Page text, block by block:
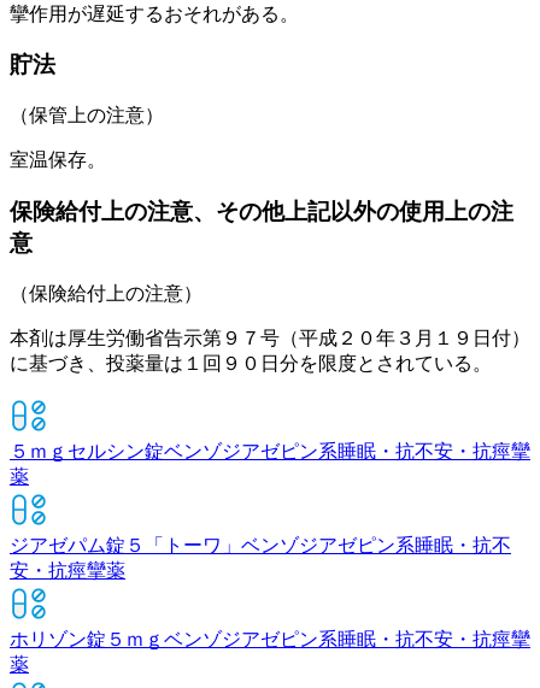
攣作用が遅延するおそれがある。
貯法
（保管上の注意）
室温保存。
保険給付上の注意、その他上記以外の使用上の注
意
（保険給付上の注意）
本剤は厚生労働省告示第９７号（平成２０年３月１９日付）
に基づき、投薬量は１回９０日分を限度とされている。
５ｍｇセルシン錠ベンゾジアゼピン系睡眠・抗不安・抗痙攣
薬
ジアゼパム錠５「トーワ」 ベンゾジアゼピン系睡眠・抗不
安・抗痙攣薬
ホリゾン錠５ｍｇ ベンゾジアゼピン系睡眠・抗不安・抗痙攣
薬